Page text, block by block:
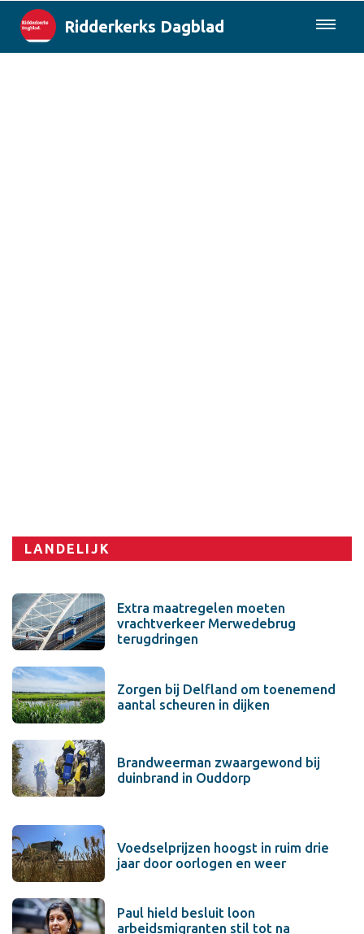
Ridderkerks Dagblad
LANDELIJK
Extra maatregelen moeten
vrachtverkeer Merwedebrug
terugdringen
Zorgen bij Delfland om toenemend
aantal scheuren in dijken
Brandweerman zwaargewond bij
duinbrand in Ouddorp
Voedselprijzen hoogst in ruim drie
jaar door oorlogen en weer
Paul hield besluit loon
arbeidsmigranten stil tot na